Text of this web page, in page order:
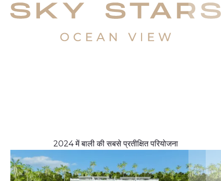
2024 में बाली की सबसे प्रतीक्षित परियोजना